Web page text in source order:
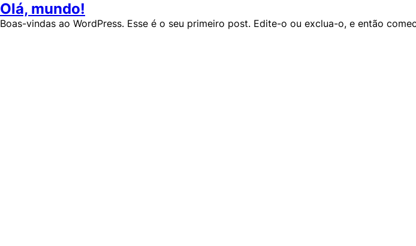
Olá, mundo!
Boas-vindas ao WordPress. Esse é o seu primeiro post. Edite-o ou exclua-o, e então